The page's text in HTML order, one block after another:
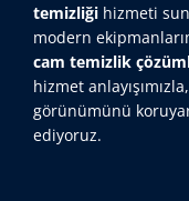
temizliği hizmeti
modern
cam temizlik
hizmet
görünümünü
ediyoruz.